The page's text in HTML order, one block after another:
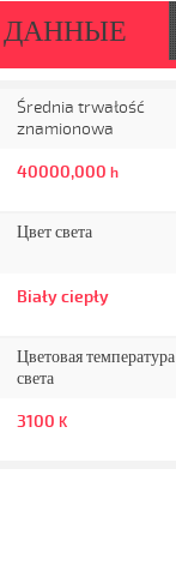
ДАННЫЕ
Średnia trwałość
znamionowa
40000,000 h
Цвет света
Biały ciepły
Цветовая температура
света
3100 K